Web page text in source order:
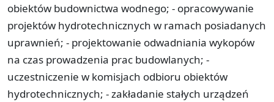
obiektów budownictwa wodnego; - opracowywanie
projektów hydrotechnicznych w ramach posiadanych
uprawnień; - projektowanie odwadniania wykopów
na czas prowadzenia prac budowlanych; -
uczestniczenie w komisjach odbioru obiektów
hydrotechnicznych; - zakładanie stałych urządzeń